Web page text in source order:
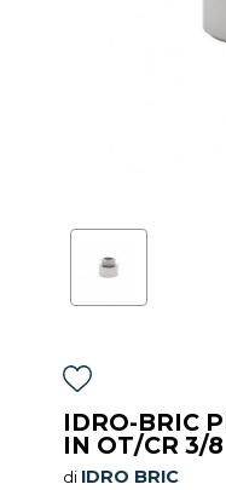
IDRO-BRIC
IN OT/CR 3/8
di IDRO BRIC